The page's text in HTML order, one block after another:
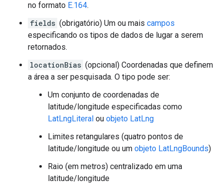
no formato E.164.
fields (obrigatório) Um ou mais campos
especificando os tipos de dados de lugar a serem
retornados.
locationBias (opcional) Coordenadas que definem
a área a ser pesquisada. O tipo pode ser:
Um conjunto de coordenadas de
latitude/longitude especificadas como
LatLngLiteral ou objeto LatLng
Limites retangulares (quatro pontos de
latitude/longitude ou um objeto LatLngBounds)
Raio (em metros) centralizado em uma
latitude/longitude